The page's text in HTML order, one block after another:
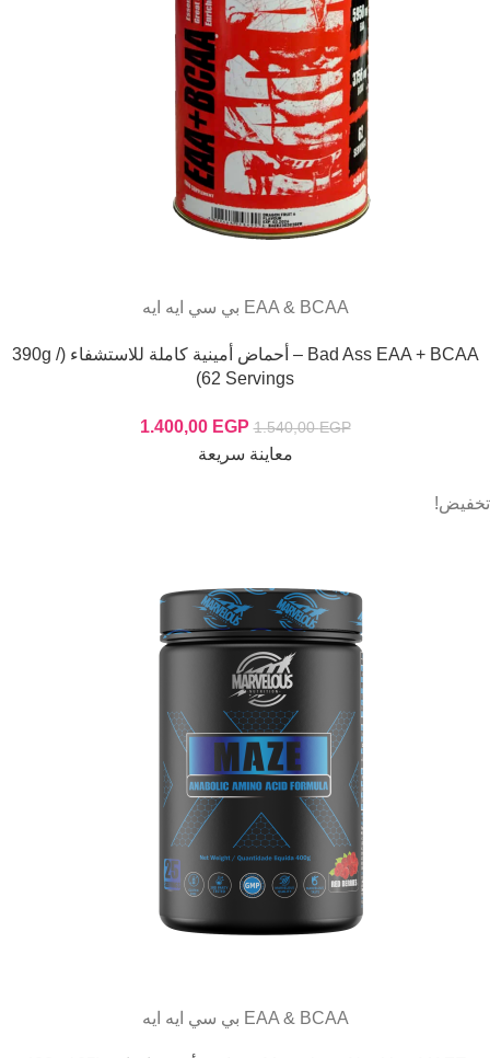
EAA & BCAA بي سي ايه ايه
Bad Ass EAA + BCAA – أحماض أمينية كاملة للاستشفاء (390g /
62 Servings)
1.540,00EGP
1.400,00 EGP
معاينة سريعة
تخفيض!
EAA & BCAA بي سي ايه ايه